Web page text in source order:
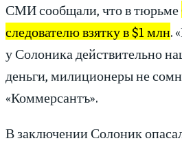
СМИ сообщали, что в тюрьме
следователю взятку в $1 млн.
у Солоника действительно
деньги, милиционеры не
«Коммерсантъ».
В заключении Солоник